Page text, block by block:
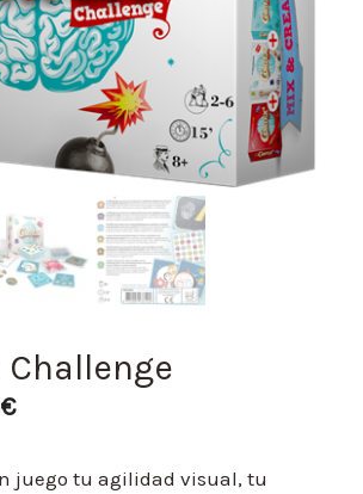
Challenge
€
juego tu agilidad visual, tu